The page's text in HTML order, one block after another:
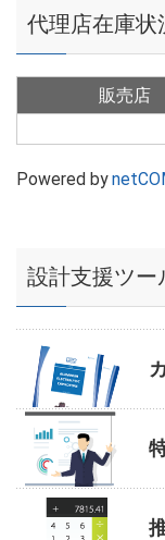
代理店在庫状
販売店
Powered by
設計支援ツー